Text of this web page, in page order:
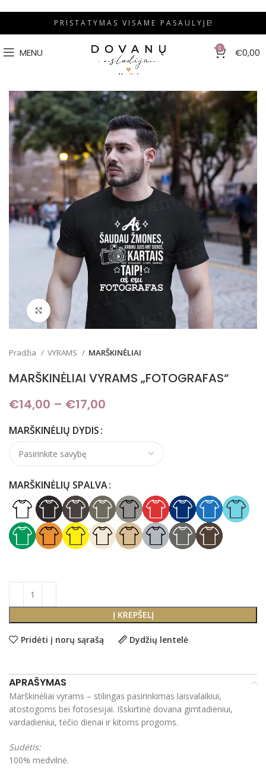
P R I S T A T Y M A S V I S A M E P A S A U L Y J E!
MENU 0 €0,00
Padidinti
Pradžia VYRAMS MARŠKINĖLIAI
MARŠKINĖLIAI VYRAMS „FOTOGRAFAS“
€14,00 – €17,00
MARŠKINĖLIŲ DYDIS
MARŠKINĖLIŲ SPALVA
Į KREPŠELĮ
Pridėti į norų sąrašą Dydžių lentelė
APRAŠYMAS
Marškinėliai vyrams – stilingas pasirinkimas laisvalaikiui,
atostogoms bei fotosesijai. Išskirtinė dovana gimtadieniui,
vardadieniui, tėčio dienai ir kitoms progoms.
Sudėtis:
100% medvilnė.